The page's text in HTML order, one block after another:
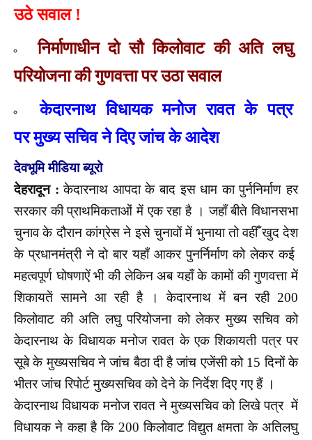
उठे सवाल !
निर्माणाधीन दो सौ किलोवाट की अति लघु
परियोजना की गुणवत्ता पर उठा सवाल
केदारनाथ विधायक मनोज रावत के पत्र
पर मुख्य सचिव ने दिए जांच के आदेश
देवभूमि मीडिया ब्यूरो
देहरादून : केदारनाथ आपदा के बाद इस धाम का पुर्ननिर्माण हर
सरकार की प्राथमिकताओं में एक रहा है । जहाँ बीते विधानसभा
चुनाव के दौरान कांग्रेस ने इसे चुनावों में भुनाया तो वहीँ खुद देश
के प्रधानमंत्री ने दो बार यहाँ आकर पुनर्निर्माण को लेकर कई
महत्वपूर्ण घोषणाऐं भी की लेकिन अब यहाँ के कामों की गुणवत्ता में
शिकायतें सामने आ रही है । केदारनाथ में बन रही 200
किलोवाट की अति लघु परियोजना को लेकर मुख्य सचिव को
केदारनाथ के विधायक मनोज रावत के एक शिकायती पत्र पर
सूबे के मुख्यसचिव ने जांच बैठा दी है जांच एजेंसी को 15 दिनों के
भीतर जांच रिपोर्ट मुख्यसचिव को देने के निर्देश दिए गए हैं ।
केदारनाथ विधायक मनोज रावत ने मुख्यसचिव को लिखे पत्र में
विधायक ने कहा है कि 200 किलोवाट विद्युत क्षमता के अतिलघु